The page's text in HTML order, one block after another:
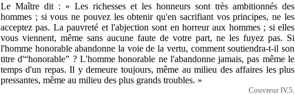
Le Maître dit : « Les richesses et les honneurs sont très ambitionnés des
hommes ; si vous ne pouvez les obtenir qu'en sacrifiant vos principes, ne les
acceptez pas. La pauvreté et l'abjection sont en horreur aux hommes ; si elles
vous viennent, même sans aucune faute de votre part, ne les fuyez pas. Si
l'homme honorable abandonne la voie de la vertu, comment soutiendra-t-il son
titre d'“honorable” ? L'homme honorable ne l'abandonne jamais, pas même le
temps d'un repas. Il y demeure toujours, même au milieu des affaires les plus
pressantes, même au milieu des plus grands troubles. »
Couvreur IV.5.